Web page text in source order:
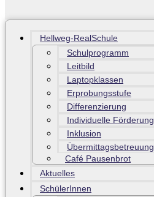
Hellweg-RealSchule
Schulprogramm
Leitbild
Laptopklassen
Erprobungsstufe
Differenzierung
Individuelle Förderung
Inklusion
Übermittagsbetreuung
Café Pausenbrot
Aktuelles
SchülerInnen